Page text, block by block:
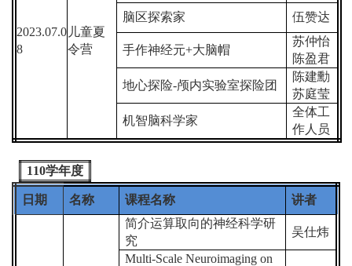
2023.07.0
8
儿童夏
令营
脑区探索家 伍赞达
手作神经元+大脑帽
苏仲怡
陈盈君
地心探险-颅内实验室探险团
陈建勳
苏庭莹
机智脑科学家
全体工
作人员
110学年度
日期 名称 课程名称 讲者
简介运算取向的神经科学研
究
吴仕炜
Multi-Scale Neuroimaging on